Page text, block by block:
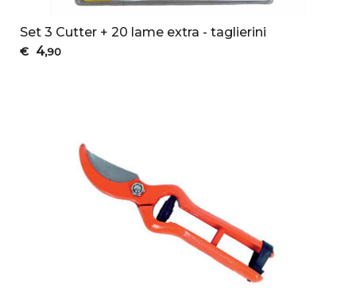
Set 3 Cutter + 20 lame extra - taglierini
€ 4,90